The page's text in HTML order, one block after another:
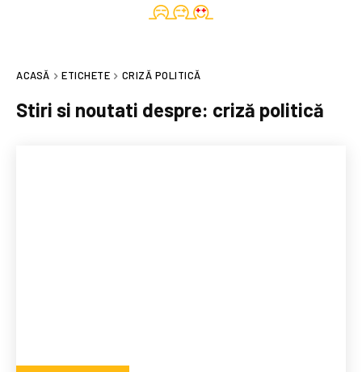
ACASĂ ETICHETE CRIZĂ POLITICĂ
Stiri si noutati despre: criză politică